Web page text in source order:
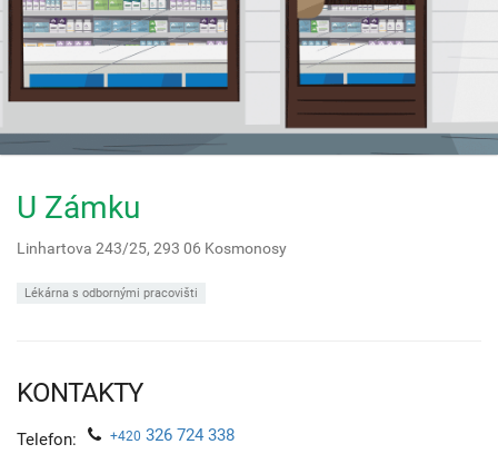
U Zámku
Linhartova 243/25, 293 06 Kosmonosy
Lékárna s odbornými pracovišti
KONTAKTY
Telefon: +420 326 724 338